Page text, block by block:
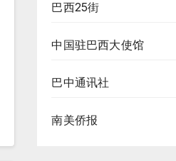
巴西25街
中国驻巴西大使馆
巴中通讯社
南美侨报